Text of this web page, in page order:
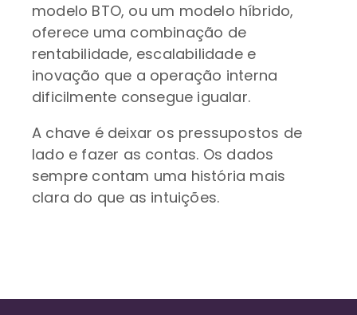
modelo BTO, ou um modelo híbrido,
oferece uma combinação de
rentabilidade, escalabilidade e
inovação que a operação interna
dificilmente consegue igualar.
A chave é deixar os pressupostos de
lado e fazer as contas. Os dados
sempre contam uma história mais
clara do que as intuições.